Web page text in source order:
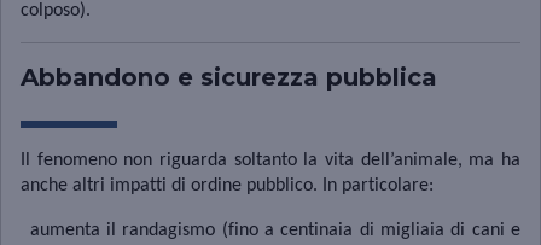
colposo).
Abbandono e sicurezza pubblica
Il fenomeno non riguarda soltanto la vita dell’animale, ma ha
anche altri impatti di ordine pubblico. In particolare:
aumenta il randagismo (fino a centinaia di migliaia di cani e